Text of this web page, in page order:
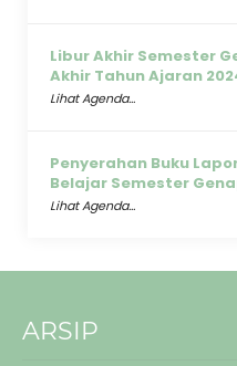
Libur Akhir Semester
Akhir Tahun Ajaran
Lihat Agenda...
Penyerahan Buku
Belajar Semester
Lihat Agenda...
ARSIP